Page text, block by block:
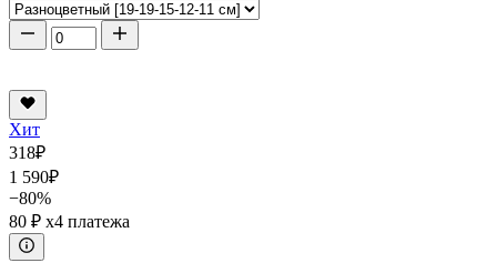
Хит
318₽
1 590₽
−80%
80 ₽ x4 платежа